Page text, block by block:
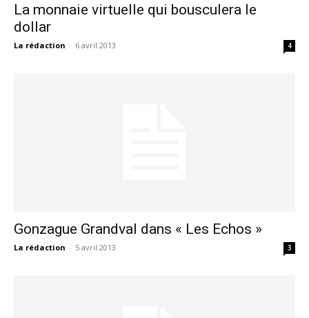
La monnaie virtuelle qui bousculera le
dollar
La rédaction - 6 avril 2013 4
Gonzague Grandval dans « Les Echos »
La rédaction - 5 avril 2013 3